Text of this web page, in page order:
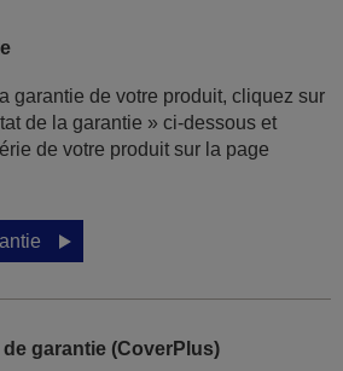
garantie de votre produit, cliquez sur
de la garantie » ci-dessous et
de votre produit sur la page
garantie (CoverPlus)